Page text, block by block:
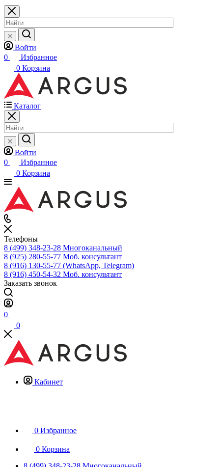
Войти
0
Избранное
0 Корзина
Каталог
Войти
0
Избранное
0 Корзина
Телефоны
8 (499) 348-23-28 Многоканальный
8 (925) 280-55-77 Моб. консультант
8 (916) 130-55-77 (WhatsApp, Telegram)
8 (916) 450-54-32 Моб. консультант
Заказать звонок
0
0
Кабинет
0 Избранное
0 Корзина